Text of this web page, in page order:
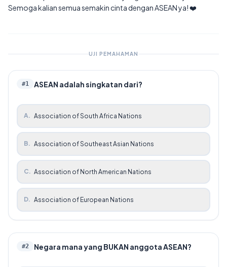
Semoga kalian semua semakin cinta dengan ASEAN ya! ❤️
UJI PEMAHAMAN
#1 ASEAN adalah singkatan dari?
A. Association of South Africa Nations
B. Association of Southeast Asian Nations
C. Association of North American Nations
D. Association of European Nations
#2 Negara mana yang BUKAN anggota ASEAN?